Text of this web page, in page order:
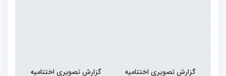
گزارش تصویری اختتامیه
گزارش تصویری اختتامیه